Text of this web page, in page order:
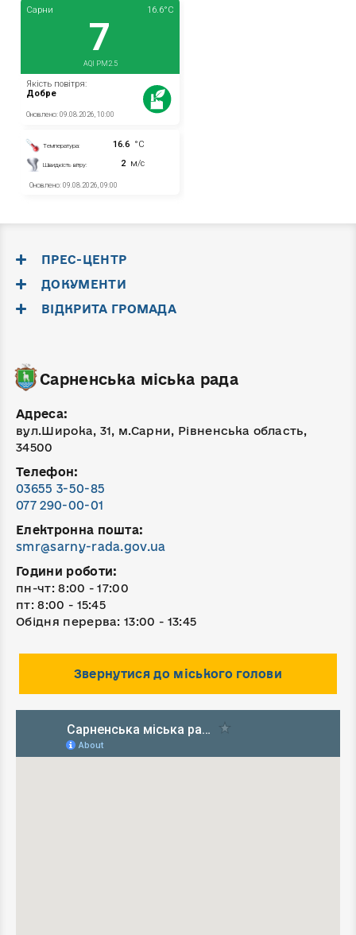
ПРЕС-ЦЕНТР
ДОКУМЕНТИ
ВІДКРИТА ГРОМАДА
Сарненська міська рада
Адреса:
вул.Широка, 31, м.Сарни, Рівненська область,
34500
Телефон:
03655 3-50-85
077 290-00-01
Електронна пошта:
smr@sarny-rada.gov.ua
Години роботи:
пн-чт: 8:00 - 17:00
пт: 8:00 - 15:45
Обідня перерва: 13:00 - 13:45
Звернутися до міського голови